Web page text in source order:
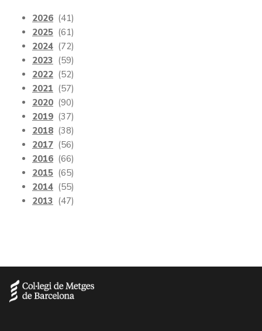
2026 (41)
2025 (61)
2024 (72)
2023 (59)
2022 (52)
2021 (57)
2020 (90)
2019 (37)
2018 (38)
2017 (56)
2016 (66)
2015 (65)
2014 (55)
2013 (47)